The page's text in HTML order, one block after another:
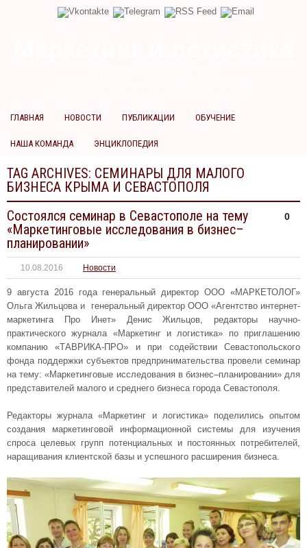
ГЛАВНАЯ НОВОСТИ ПУБЛИКАЦИИ ОБУЧЕНИЕ
НАША КОМАНДА ЭНЦИКЛОПЕДИЯ
TAG ARCHIVES: СЕМИНАРЫ ДЛЯ МАЛОГО
БИЗНЕСА КРЫМА И СЕВАСТОПОЛЯ
0
Состоялся семинар в Севастополе на тему
«Маркетинговые исследования в бизнес–
планировании»
10.08.2016 Новости
9 августа 2016 года генеральный директор ООО «МАРКЕТОЛОГ»
Ольга Жильцова и генеральный директор ООО «Агентство интернет-
маркетинга Про Инет» Денис Жильцов, редакторы научно-
практического журнала «Маркетинг и логистика» по приглашению
компанию «ТАВРИКА-ПРО» и при содействии Севастопольского
фонда поддержки субъектов предпринимательства провели семинар
на тему: «Маркетинговые исследования в бизнес–планировании» для
представителей малого и среднего бизнеса города Севастополя.
Редакторы журнала «Маркетинг и логистика» поделились опытом
создания маркетинговой информационной системы для изучения
спроса целевых групп потенциальных и постоянных потребителей,
наращивания клиентской базы и успешного расширения бизнеса.